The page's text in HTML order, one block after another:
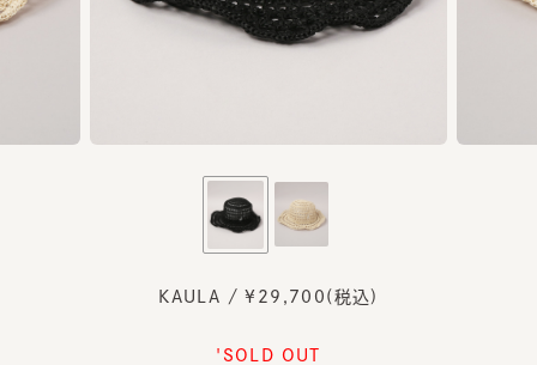
KAULA / ¥29,700(税込)
'SOLD OUT